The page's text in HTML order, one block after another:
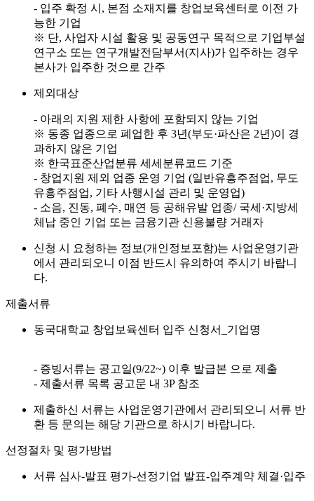
- 입주 확정 시, 본점 소재지를 창업보육센터로 이전 가
능한 기업
※ 단, 사업자 시설 활용 및 공동연구 목적으로 기업부설
연구소 또는 연구개발전담부서(지사)가 입주하는 경우
본사가 입주한 것으로 간주
제외대상
- 아래의 지원 제한 사항에 포함되지 않는 기업
※ 동종 업종으로 폐업한 후 3년(부도·파산은 2년)이 경
과하지 않은 기업
※ 한국표준산업분류 세세분류코드 기준
- 창업지원 제외 업종 운영 기업 (일반유흥주점업, 무도
유흥주점업, 기타 사행시설 관리 및 운영업)
- 소음, 진동, 폐수, 매연 등 공해유발 업종/ 국세·지방세
체납 중인 기업 또는 금융기관 신용불량 거래자
신청 시 요청하는 정보(개인정보포함)는 사업운영기관
에서 관리되오니 이점 반드시 유의하여 주시기 바랍니
다.
제출서류
동국대학교 창업보육센터 입주 신청서_기업명
- 증빙서류는 공고일(9/22~) 이후 발급본 으로 제출
- 제출서류 목록 공고문 내 3P 참조
제출하신 서류는 사업운영기관에서 관리되오니 서류 반
환 등 문의는 해당 기관으로 하시기 바랍니다.
선정절차 및 평가방법
서류 심사-발표 평가-선정기업 발표-입주계약 체결·입주